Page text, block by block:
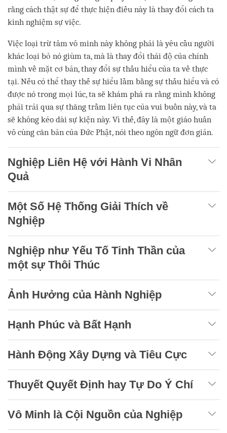
rằng cách thật sự để thực hiện điều này là thay đổi cách ta
kinh nghiệm sự việc.
Việc loại trừ tâm vô minh này không phải là yêu cầu người
khác loại bỏ nó giùm ta, mà là thay đổi thái độ của chính
mình về mặt cơ bản, thay đổi sự thấu hiểu của ta về thực
tại. Nếu có thể thay thế sự hiểu lầm bằng sự thấu hiểu và có
được nó trong mọi lúc, ta sẽ khám phá ra rằng mình không
phải trải qua sự thăng trầm liên tục của vui buồn này, và ta
sẽ không kéo dài sự kiện này. Vì thế, đây là một giáo huấn
vô cùng căn bản của Đức Phật, nói theo ngôn ngữ đơn giản.
Nghiệp Liên Hệ với Hành Vi Nhân
Quả
Một Số Hệ Thống Giải Thích về
Nghiệp
Nghiệp như Yếu Tố Tinh Thần của
một sự Thôi Thúc
Ảnh Hưởng của Hành Nghiệp
Hạnh Phúc và Bất Hạnh
Hành Động Xây Dựng và Tiêu Cực
Thuyết Quyết Định hay Tự Do Ý Chí
Vô Minh là Cội Nguồn của Nghiệp